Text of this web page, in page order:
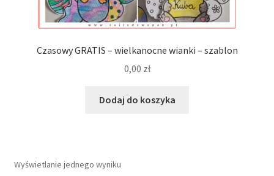
Czasowy GRATIS – wielkanocne wianki – szablon
0,00 zł
Dodaj do koszyka
Wyświetlanie jednego wyniku